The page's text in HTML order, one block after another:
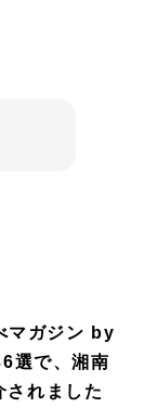
マガジン by
選で、湘南
されました